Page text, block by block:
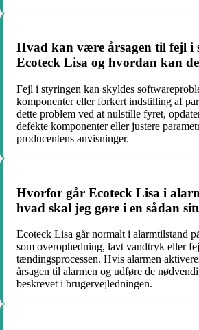
Hvad kan være årsagen til fejl i
Ecoteck Lisa og hvordan kan
Fejl i styringen kan skyldes
komponenter eller forkert indstilling af
dette problem ved at nulstille fyret,
defekte komponenter eller justere
producentens anvisninger.
Hvorfor går Ecoteck Lisa i
hvad skal jeg gøre i en sådan
Ecoteck Lisa går normalt i alarmtilstand
som overophedning, lavt vandtryk eller
tændingsprocessen. Hvis alarmen
årsagen til alarmen og udføre de
beskrevet i brugervejledningen.